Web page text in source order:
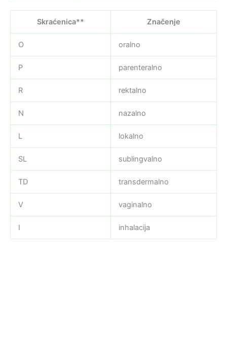
Skraćenica** Značenje
O oralno
P parenteralno
R rektalno
N nazalno
L lokalno
SL sublingvalno
TD transdermalno
V vaginalno
I inhalacija